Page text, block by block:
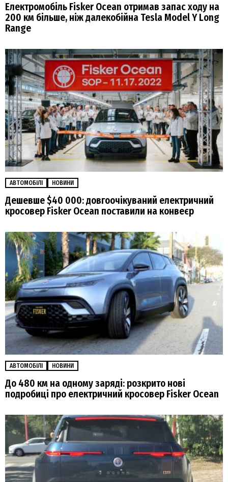
Електромобіль Fisker Ocean отримав запас ходу на
200 км більше, ніж далекобійна Tesla Model Y Long
Range
АВТОМОБІЛІ НОВИНИ
Дешевше $40 000: довгоочікуваний електричний
кросовер Fisker Ocean поставили на конвеєр
АВТОМОБІЛІ НОВИНИ
До 480 км на одному заряді: розкрито нові
подробиці про електричний кросовер Fisker Ocean